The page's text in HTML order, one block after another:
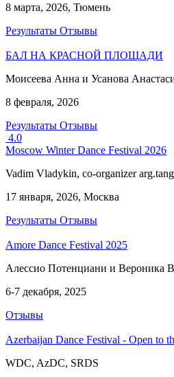
8 марта, 2026, Тюмень
Результаты Отзывы
БАЛ НА КРАСНОЙ ПЛОЩАДИ
Моисеева Анна и Усанова
8 февраля, 2026
Результаты Отзывы
4.0
Moscow Winter Dance Festival 2026
Vadim Vladykin, co-organizer
17 января, 2026, Москва
Результаты Отзывы
Amore Dance Festival 2025
Алессио Потенциани и Вероника
6-7 декабря, 2025
Отзывы
Azerbaijan Dance Festival - Open to
WDC, AzDC, SRDS